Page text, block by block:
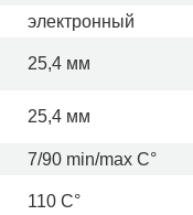
электронный
25,4 мм
25,4 мм
7/90 min/max С°
110 С°